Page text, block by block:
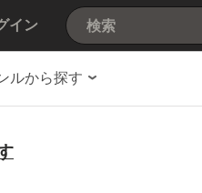
イン
ルから探す